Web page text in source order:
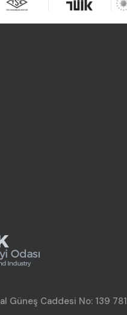
Güneş Caddesi No: 139